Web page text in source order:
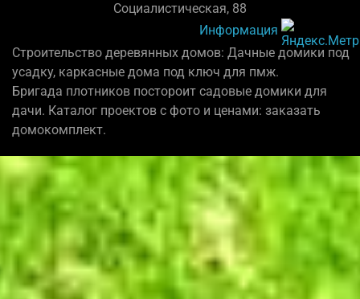
Социалистическая, 88
Информация
Строительство деревянных домов: Дачные домики под
усадку, каркасные дома под ключ для пмж.
Бригада плотников постороит садовые домики для
дачи. Каталог проектов с фото и ценами: заказать
домокомплект.